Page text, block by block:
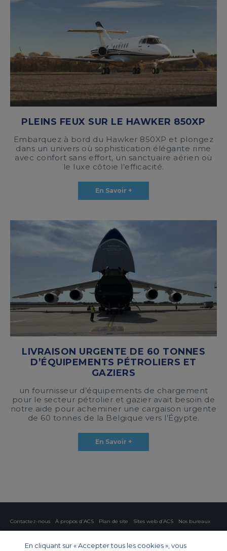
PLEINS FEUX SUR LE HAWKER 850XP
Embarquez à bord du Hawker 850XP et plongez
dans un univers où sophistication élégante rime
avec confort sans effort, un sanctuaire aérien où
le luxe côtoie l’efficacité.
En Savoir +
LIVRAISON URGENTE DE 60 TONNES
D’ÉQUIPEMENTS PÉTROLIERS ET
GAZIERS
un fournisseur d’équipements de chargement
pour le secteur pétrolier et gazier avait besoin de
notre aide pour acheminer une cargaison urgente
de 60 tonnes de la Belgique vers l’Égypte.
En Savoir +
Contactez-nous À propos d'ACS Plan de site Sites web d’ACS
Nos bureaux
Paramètres des cookies
En cliquant sur « Accepter tous les cookies », vous